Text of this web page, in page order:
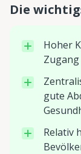
Die
Hoher
gute
Relativ